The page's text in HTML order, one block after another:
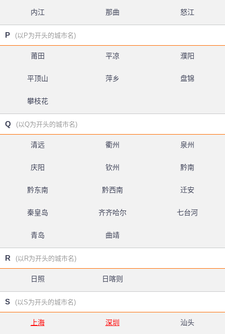
内江 那曲 怒江
P (以P为开头的城市名)
莆田 平凉 濮阳
平顶山 萍乡 盘锦
攀枝花
Q (以Q为开头的城市名)
清远 衢州 泉州
庆阳 钦州 黔南
黔东南 黔西南 迁安
秦皇岛 齐齐哈尔 七台河
青岛 曲靖
R (以R为开头的城市名)
日照 日喀则
S (以S为开头的城市名)
上海 深圳 汕头